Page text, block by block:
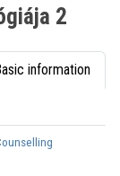
2
information